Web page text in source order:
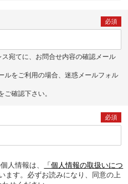
必須
宛てに、お問合せ内容の確認メール
ルをご利用の場合、迷惑メールフォル
確認下さい。
必須
人情報は、
「個人情報の取扱いにつ
ます。必ずお読みになり、同意の上